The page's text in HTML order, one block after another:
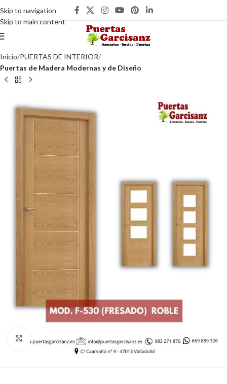
Skip to navigation
Skip to main content
Inicio PUERTAS DE INTERIOR
Puertas de Madera Modernas y de Diseño
Clic para ampliar